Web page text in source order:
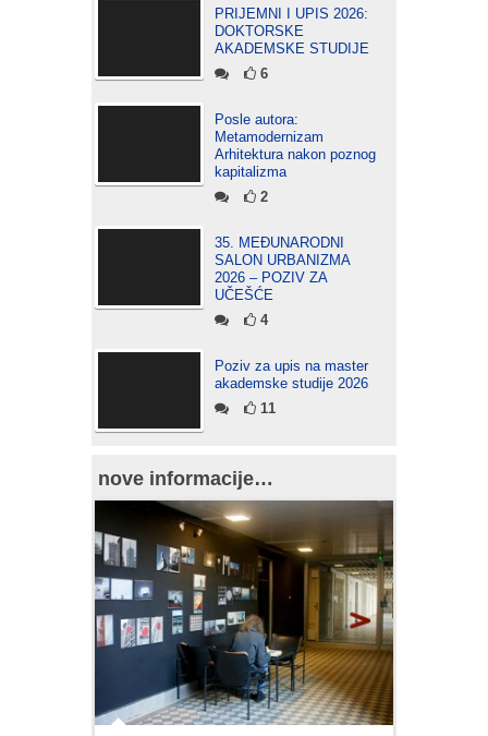
PRIJEMNI I UPIS 2026:
DOKTORSKE
AKADEMSKE STUDIJE
6
Posle autora:
Metamodernizam
Arhitektura nakon poznog
kapitalizma
2
35. MEĐUNARODNI
SALON URBANIZMA
2026 – POZIV ZA
UČEŠĆE
4
Poziv za upis na master
akademske studije 2026
11
nove informacije…